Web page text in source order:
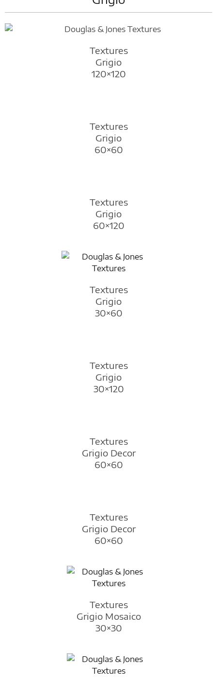
Textures
Grigio
120×120
Textures
Grigio
60×60
Textures
Grigio
60×120
Textures
Grigio
30×60
Textures
Grigio
30×120
Textures
Grigio Decor
60×60
Textures
Grigio Decor
60×60
Textures
Grigio Mosaico
30×30